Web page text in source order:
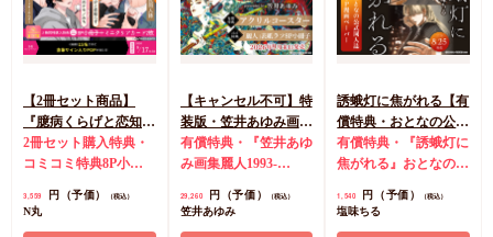
【2冊セット商品】
『臆病くらげと恋知ら
ず【有償】+柴崎さん
のケモノみち【有
約キャンペーン(抽■
2冊セット購入特典・
コミコミ特典8P小冊
2枚
有償特典・『臆病
3,559 円（予価） （税込）
N丸
【キャンセル不可】特
装版・笠井あゆみ画集
麗人1993-2025 ボッ
クスセット特製イラス
典・アクリルコースタ
有償特典・『笠井あゆ
み画集麗人1993-
特製イラストカード
29,260 円（予価） （税込）
笠井あゆみ
誘蛾灯に焦がれる【有
償特典・おとなの公式
同人誌】
有償特典・『誘蛾灯に
焦がれる』おとなの公
典漫画ペーパー
1,540 円（予価） （税込）
塩味ちる